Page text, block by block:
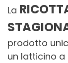
La
prodotto
un latticino